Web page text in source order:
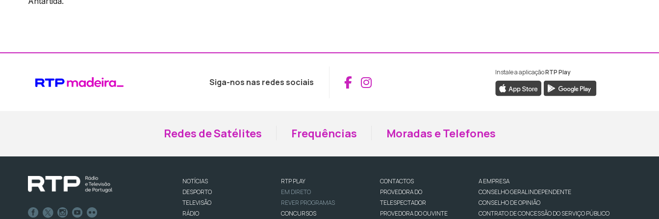
Siga-nos nas redes sociais Aceder ao Facebook da RTP Madeira
Aceder ao Instagram da RTP Madeira
Instale a aplicaçãoRTP Play
Redes de Satélites Frequências Moradas e Telefones
NOTÍCIAS
DESPORTO
TELEVISÃO
RÁDIO
RTP PLAY
EM DIRETO
REVER PROGRAMAS
CONCURSOS
CONTACTOS
PROVEDORA DO
TELESPECTADOR
PROVEDORA DO OUVINTE
A EMPRESA
CONSELHO GERAL INDEPENDENTE
CONSELHO DE OPINIÃO
CONTRATO DE CONCESSÃO DO SERVIÇO PÚBLICO